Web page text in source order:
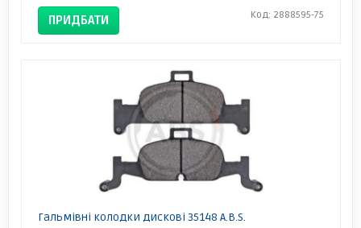
ПРИДБАТИ Код: 2888595-75
Гальмівні колодки дискові 35148 A.B.S.